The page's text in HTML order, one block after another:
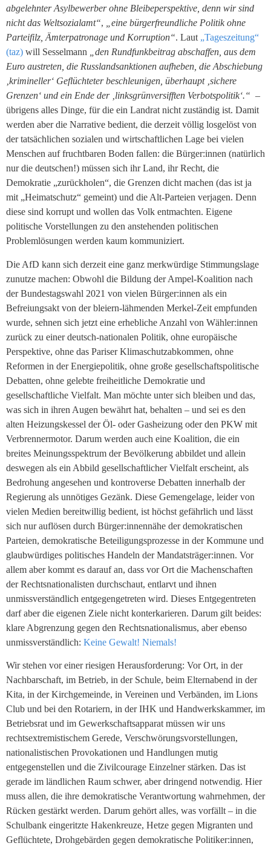
abgelehnter Asylbewerber ohne Bleibeperspektive, denn wir sind
nicht das Weltsozialamt“,
„eine bürgerfreundliche Politik ohne
Parteifilz, Ämterpatronage und Korruption“. Laut „Tageszeitung“
(taz) will Sesselmann
„den Rundfunkbeitrag abschaffen, aus dem
Euro austreten, die Russlandsanktionen aufheben, die Abschiebung
‚krimineller‘ Geflüchteter beschleunigen, überhaupt ‚sichere
Grenzen‘ und ein Ende der ‚linksgrünversifften Verbotspolitik‘.“ –
übrigens alles Dinge, für die ein Landrat nicht zuständig ist. Damit
werden aber die Narrative bedient, die derzeit völlig losgelöst von
der tatsächlichen sozialen und wirtschaftlichen Lage bei vielen
Menschen auf fruchtbaren Boden fallen: die Bürger:innen (natürlich
nur die deutschen!) müssen sich ihr Land, ihr Recht, die
Demokratie „zurückholen“, die Grenzen dicht machen (das ist ja
mit „Heimatschutz“ gemeint) und die Alt-Parteien verjagen. Denn
diese sind korrupt und wollen das Volk entmachten. Eigene
politische Vorstellungen zu den anstehenden politischen
Problemlösungen werden kaum kommuniziert.
Die AfD kann sich derzeit eine ganz merkwürdige Stimmungslage
zunutze machen: Obwohl die Bildung der Ampel-Koalition nach
der Bundestagswahl 2021 von vielen Bürger:innen als ein
Befreiungsakt von der bleiern-lähmenden Merkel-Zeit empfunden
wurde, sehnen sich jetzt eine erhebliche Anzahl von Wähler:innen
zurück zu einer deutsch-nationalen Politik, ohne europäische
Perspektive, ohne das Pariser Klimaschutzabkommen, ohne
Reformen in der Energiepolitik, ohne große gesellschaftspolitische
Debatten, ohne gelebte freiheitliche Demokratie und
gesellschaftliche Vielfalt. Man möchte unter sich bleiben und das,
was sich in ihren Augen bewährt hat, behalten – und sei es den
alten Heizungskessel der Öl- oder Gasheizung oder den PKW mit
Verbrennermotor. Darum werden auch eine Koalition, die ein
breites Meinungsspektrum der Bevölkerung abbildet und allein
deswegen als ein Abbild gesellschaftlicher Vielfalt erscheint, als
Bedrohung angesehen und kontroverse Debatten innerhalb der
Regierung als unnötiges Gezänk. Diese Gemengelage, leider von
vielen Medien bereitwillig bedient, ist höchst gefährlich und lässt
sich nur auflösen durch Bürger:innennähe der demokratischen
Parteien, demokratische Beteiligungsprozesse in der Kommune und
glaubwürdiges politisches Handeln der Mandatsträger:innen. Vor
allem aber kommt es darauf an, dass vor Ort die Machenschaften
der Rechtsnationalisten durchschaut, entlarvt und ihnen
unmissverständlich entgegengetreten wird. Dieses Entgegentreten
darf aber die eigenen Ziele nicht konterkarieren. Darum gilt beides:
klare Abgrenzung gegen den Rechtsnationalismus, aber ebenso
unmissverständlich: Keine Gewalt! Niemals!
Wir stehen vor einer riesigen Herausforderung: Vor Ort, in der
Nachbarschaft, im Betrieb, in der Schule, beim Elternabend in der
Kita, in der Kirchgemeinde, in Vereinen und Verbänden, im Lions
Club und bei den Rotariern, in der IHK und Handwerkskammer, im
Betriebsrat und im Gewerkschaftsapparat müssen wir uns
rechtsextremistischem Gerede, Verschwörungsvorstellungen,
nationalistischen Provokationen und Handlungen mutig
entgegenstellen und die Zivilcourage Einzelner stärken. Das ist
gerade im ländlichen Raum schwer, aber dringend notwendig. Hier
muss allen, die ihre demokratische Verantwortung wahrnehmen, der
Rücken gestärkt werden. Darum gehört alles, was vorfällt – in die
Schulbank eingeritzte Hakenkreuze, Hetze gegen Migranten und
Geflüchtete, Drohgebärden gegen demokratische Politiker:innen,